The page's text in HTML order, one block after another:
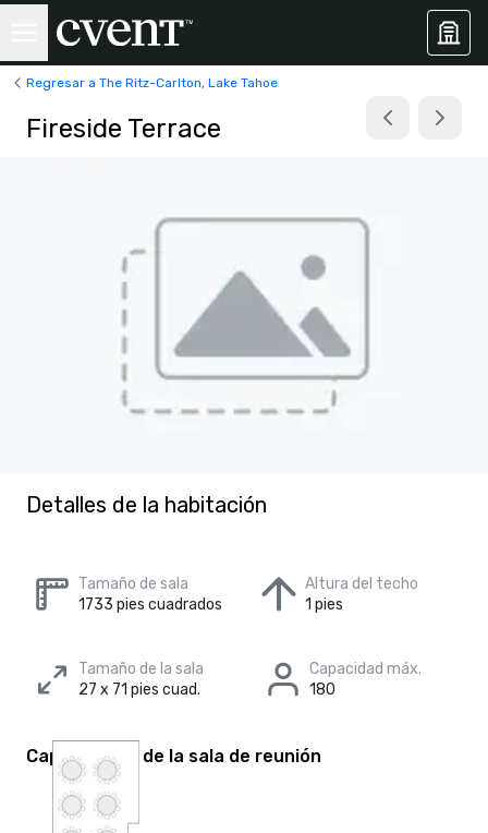
Regresar a The Ritz-Carlton, Lake Tahoe
Fireside Terrace
Detalles de la habitación
Tamaño de sala
1733 pies cuadrados
Altura del techo
1 pies
Tamaño de la sala
27 x 71 pies cuad.
Capacidad máx.
180
Capacidades de la sala de reunión